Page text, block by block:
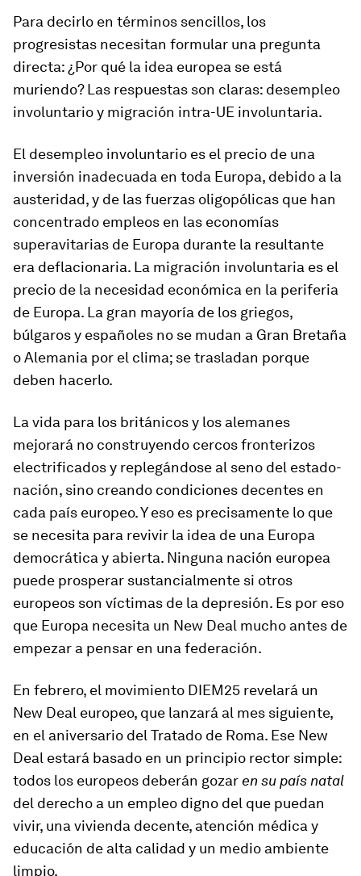
Para decirlo en términos sencillos, los
progresistas necesitan formular una pregunta
directa: ¿Por qué la idea europea se está
muriendo? Las respuestas son claras: desempleo
involuntario y migración intra-UE involuntaria.
El desempleo involuntario es el precio de una
inversión inadecuada en toda Europa, debido a la
austeridad, y de las fuerzas oligopólicas que han
concentrado empleos en las economías
superavitarias de Europa durante la resultante
era deflacionaria. La migración involuntaria es el
precio de la necesidad económica en la periferia
de Europa. La gran mayoría de los griegos,
búlgaros y españoles no se mudan a Gran Bretaña
o Alemania por el clima; se trasladan porque
deben hacerlo.
La vida para los británicos y los alemanes
mejorará no construyendo cercos fronterizos
electrificados y replegándose al seno del estado-
nación, sino creando condiciones decentes en
cada país europeo. Y eso es precisamente lo que
se necesita para revivir la idea de una Europa
democrática y abierta. Ninguna nación europea
puede prosperar sustancialmente si otros
europeos son víctimas de la depresión. Es por eso
que Europa necesita un New Deal mucho antes de
empezar a pensar en una federación.
En febrero, el movimiento DIEM25 revelará un
New Deal europeo, que lanzará al mes siguiente,
en el aniversario del Tratado de Roma. Ese New
Deal estará basado en un principio rector simple:
todos los europeos deberán gozar en su país natal
del derecho a un empleo digno del que puedan
vivir, una vivienda decente, atención médica y
educación de alta calidad y un medio ambiente
limpio.